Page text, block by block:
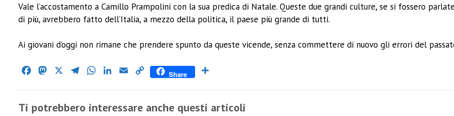
Vale l’accostamento a Camillo Prampolini con la sua predica di Natale. Queste due grandi culture, se si fossero parlate
di più, avrebbero fatto dell’Italia, a mezzo della politica, il paese più grande di tutti.
Ai giovani d’oggi non rimane che prendere spunto da queste vicende, senza commettere di nuovo gli errori del
FacebookMastodon TelegramWhatsAppLinkedIn
Email Copy
Share
Ti potrebbero interessare anche questi articoli